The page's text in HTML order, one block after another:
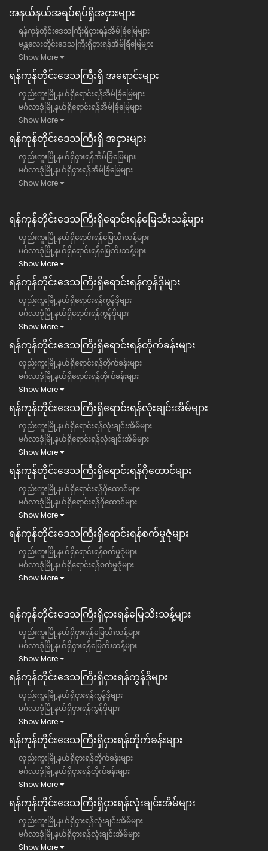
အနယ်နယ်အရပ်ရပ်ရှိအငှားများ
ရန်ကုန်တိုင်းဒေသကြီးရှိငှားရန်အိမ်ခြံမြေများ
မန္တလေးတိုင်းဒေသကြီးရှိငှားရန်အိမ်ခြံမြေများ
Show More
ရန်​ကုန်တိုင်းဒေသကြီး​ရှိ အရောင်းများ
လှည်းကူးမြို့နယ်ရှိရောင်းရန်အိမ်ခြံမြေများ
မင်္ဂလာဒုံမြို့နယ်ရှိရောင်းရန်အိမ်ခြံမြေများ
Show More
ရန်​ကုန်တိုင်းဒေသကြီး​ရှိ အငှားများ
လှည်းကူးမြို့နယ်ရှိငှားရန်အိမ်ခြံမြေများ
မင်္ဂလာဒုံမြို့နယ်ရှိငှားရန်အိမ်ခြံမြေများ
Show More
ရန်ကုန်တိုင်းဒေသကြီး​ရှိရောင်းရန်မြေသီးသန့်များ
လှည်းကူးမြို့နယ်ရှိရောင်းရန်မြေသီးသန့်များ
မင်္ဂလာဒုံမြို့နယ်ရှိရောင်းရန်မြေသီးသန့်များ
Show More
ရန်ကုန်တိုင်းဒေသကြီး​ရှိရောင်းရန်ကွန်ဒိုများ
လှည်းကူးမြို့နယ်ရှိရောင်းရန်ကွန်ဒိုများ
မင်္ဂလာဒုံမြို့နယ်ရှိရောင်းရန်ကွန်ဒိုများ
Show More
ရန်ကုန်တိုင်းဒေသကြီး​ရှိရောင်းရန်တိုက်ခန်းများ
လှည်းကူးမြို့နယ်ရှိရောင်းရန်တိုက်ခန်းများ
မင်္ဂလာဒုံမြို့နယ်ရှိရောင်းရန်တိုက်ခန်းများ
Show More
ရန်ကုန်တိုင်းဒေသကြီး​ရှိရောင်းရန်လုံးချင်းအိမ်များ
လှည်းကူးမြို့နယ်ရှိရောင်းရန်လုံးချင်းအိမ်များ
မင်္ဂလာဒုံမြို့နယ်ရှိရောင်းရန်လုံးချင်းအိမ်များ
Show More
ရန်ကုန်တိုင်းဒေသကြီး​ရှိရောင်းရန်ဂိုထောင်များ
လှည်းကူးမြို့နယ်ရှိရောင်းရန်ဂိုထောင်များ
မင်္ဂလာဒုံမြို့နယ်ရှိရောင်းရန်ဂိုထောင်များ
Show More
ရန်ကုန်တိုင်းဒေသကြီး​ရှိရောင်းရန်စက်မှုဇုံများ
လှည်းကူးမြို့နယ်ရှိရောင်းရန်စက်မှုဇုံများ
မင်္ဂလာဒုံမြို့နယ်ရှိရောင်းရန်စက်မှုဇုံများ
Show More
ရန်ကုန်တိုင်းဒေသကြီး​​ရှိငှားရန်မြေသီးသန့်များ
လှည်းကူးမြို့နယ်ရှိငှားရန်မြေသီးသန့်များ
မင်္ဂလာဒုံမြို့နယ်ရှိငှားရန်မြေသီးသန့်များ
Show More
ရန်ကုန်တိုင်းဒေသကြီး​​ရှိငှားရန်ကွန်ဒိုများ
လှည်းကူးမြို့နယ်ရှိငှားရန်ကွန်ဒိုများ
မင်္ဂလာဒုံမြို့နယ်ရှိငှားရန်ကွန်ဒိုများ
Show More
ရန်ကုန်တိုင်းဒေသကြီး​​ရှိငှားရန်တိုက်ခန်းများ
လှည်းကူးမြို့နယ်ရှိငှားရန်တိုက်ခန်းများ
မင်္ဂလာဒုံမြို့နယ်ရှိငှားရန်တိုက်ခန်းများ
Show More
ရန်ကုန်တိုင်းဒေသကြီး​​ရှိငှားရန်လုံးချင်းအိမ်များ
လှည်းကူးမြို့နယ်ရှိငှားရန်လုံးချင်းအိမ်များ
မင်္ဂလာဒုံမြို့နယ်ရှိငှားရန်လုံးချင်းအိမ်များ
Show More